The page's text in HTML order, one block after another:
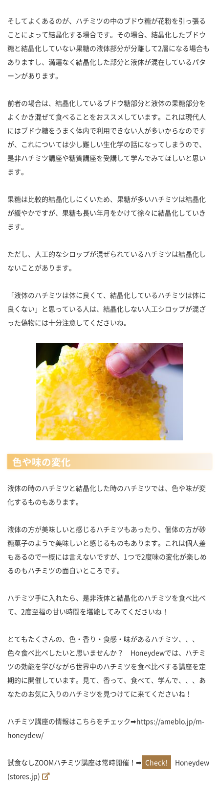
そしてよくあるのが、ハチミツの中のブドウ糖が花粉を引っ張る
ことによって結晶化する場合です。その場合、結晶化したブドウ
糖と結晶化していない果糖の液体部分が分離して2層になる場合も
ありますし、満遍なく結晶化した部分と液体が混在しているパタ
ーンがあります。
前者の場合は、結晶化しているブドウ糖部分と液体の果糖部分を
よくかき混ぜて食べることをおススメしています。これは現代人
にはブドウ糖をうまく体内で利用できない人が多いからなのです
が、これについては少し難しい生化学の話になってしまうので、
是非ハチミツ講座や糖質講座を受講して学んでみてほしいと思い
ます。
果糖は比較的結晶化しにくいため、果糖が多いハチミツは結晶化
が緩やかですが、果糖も長い年月をかけて徐々に結晶化していき
ます。
ただし、人工的なシロップが混ぜられているハチミツは結晶化し
ないことがあります。
「液体のハチミツは体に良くて、結晶化しているハチミツは体に
良くない」と思っている人は、結晶化しない人工シロップが混ざ
った偽物には十分注意してくださいね。
色や味の変化
液体の時のハチミツと結晶化した時のハチミツでは、色や味が変
化するものもあります。
液体の方が美味しいと感じるハチミツもあったり、個体の方が砂
糖菓子のようで美味しいと感じるものもあります。これは個人差
もあるので一概には言えないですが、1つで2度味の変化が楽しめ
るのもハチミツの面白いところです。
ハチミツ手に入れたら、是非液体と結晶化のハチミツを食べ比べ
て、2度至福の甘い時間を堪能してみてくださいね！
とてもたくさんの、色・香り・食感・味があるハチミツ、、、
色々食べ比べしたいと思いませんか？ Honeydewでは、ハチミ
ツの効能を学びながら世界中のハチミツを食べ比べする講座を定
期的に開催しています。見て、香って、食べて、学んで、、、あ
なたのお気に入りのハチミツを見つけてに来てくださいね！
ハチミツ講座の情報はこちらをチェック➡https://ameblo.jp/m-
honeydew/
試食なしZOOMハチミツ講座は常時開催！➡
Honeydew
(stores.jp)